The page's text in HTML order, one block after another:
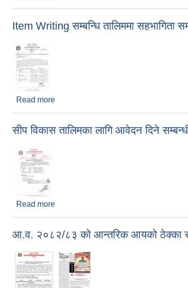
Item Writing सम्बन्धि तालिममा सहभागिता
Read more
सीप विकास तालिमका लागि आवेदन दिने
Read more
आ.व. २०८२/८३ को आन्तरिक आयको ठेक्का